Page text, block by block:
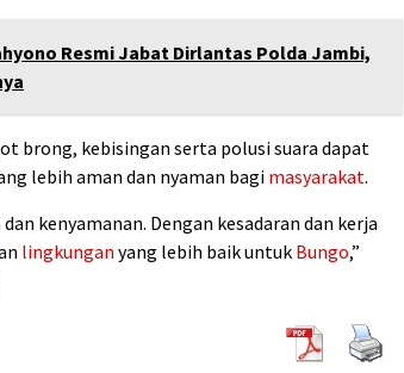
Resmi Jabat Dirlantas Polda Jambi,
brong, kebisingan serta polusi suara dapat
lebih aman dan nyaman bagi masyarakat.
kenyamanan. Dengan kesadaran dan kerja
lingkungan yang lebih baik untuk Bungo,”